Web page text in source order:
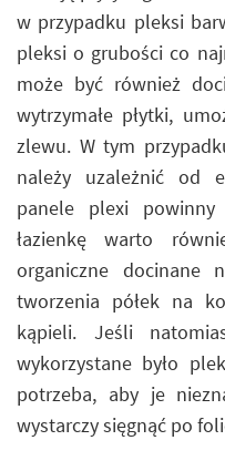
w przypadku pleksi
pleksi o grubości co
może być również
wytrzymałe płytki,
zlewu. W tym
należy uzależnić od
panele plexi
łazienkę warto
organiczne docinane
tworzenia półek na
kąpieli. Jeśli
wykorzystane było
potrzeba, aby je
wystarczy sięgnąć po